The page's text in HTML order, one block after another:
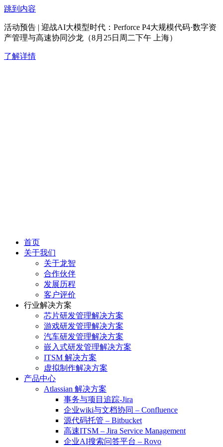
跳到内容
活动预告 | 迎战AI大模型时代：Perforce P4大规模代码·数字资
产管理与高速协同沙龙（8月25日周二下午 上海）
了解详情
首页
关于我们
关于龙智
合作伙伴
发展历程
客户评价
行业解决方案
芯片研发管理解决方案
游戏研发管理解决方案
汽车研发管理解决方案
嵌入式研发管理解决方案
ITSM 解决方案
虚拟制作解决方案
产品中心
Atlassian 解决方案
事务与项目追踪-Jira
企业wiki与文档协同 – Confluence
源代码托管 – Bitbucket
高速ITSM – Jira Service Management
企业AI搜索问答平台 – Rovo